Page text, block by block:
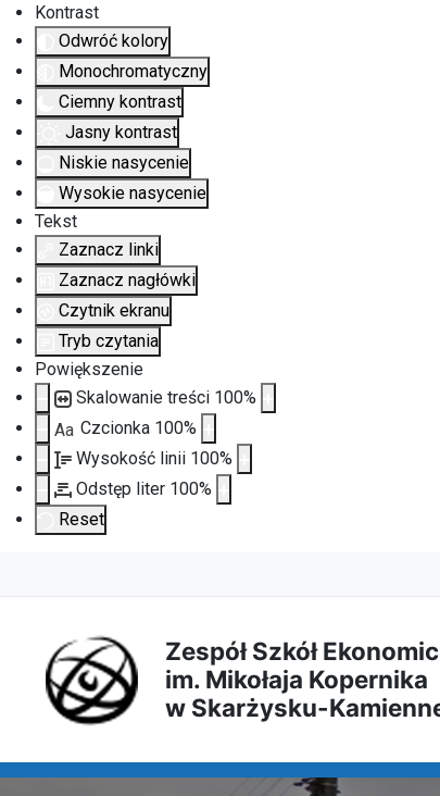
Kontrast
Odwróć kolory
Monochromatyczny
Ciemny kontrast
Jasny kontrast
Niskie nasycenie
Wysokie nasycenie
Tekst
Zaznacz linki
Zaznacz nagłówki
Czytnik ekranu
Tryb czytania
Powiększenie
Skalowanie treści 100%
Aa Czcionka 100%
Wysokość linii 100%
Odstęp liter 100%
Reset
do
treści
do
menu
do
wyszukiwarki
do
mapy
Zespół Szkół
im. Mikołaja Kopernika
w Skarżysku-